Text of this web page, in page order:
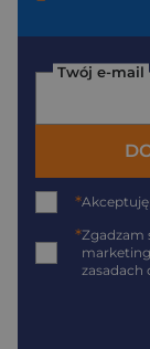
Twój e-mail
*Akceptuję
*Zgadzam
zasadach